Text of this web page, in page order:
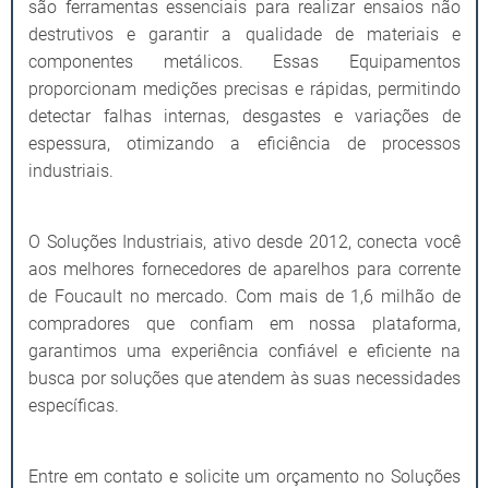
são ferramentas essenciais para realizar ensaios não
destrutivos e garantir a qualidade de materiais e
componentes metálicos. Essas Equipamentos
proporcionam medições precisas e rápidas, permitindo
detectar falhas internas, desgastes e variações de
espessura, otimizando a eficiência de processos
industriais.
O Soluções Industriais, ativo desde 2012, conecta você
aos melhores fornecedores de aparelhos para corrente
de Foucault no mercado. Com mais de 1,6 milhão de
compradores que confiam em nossa plataforma,
garantimos uma experiência confiável e eficiente na
busca por soluções que atendem às suas necessidades
específicas.
Entre em contato e solicite um orçamento no Soluções